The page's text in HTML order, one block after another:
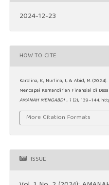
2024-12-23
HOW TO CITE
Karolina, K., Nurlina, I., & Abid, M.
Mencapai Kemandirian Finansial di
AMANAH MENGABDI , 1 (2), 139–144.
More Citation Formats
ISSUE